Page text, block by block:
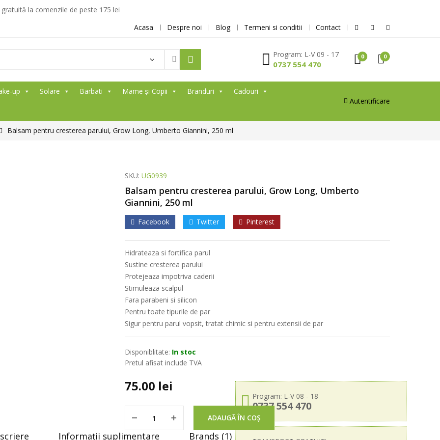
la comenzile de peste 175 lei
Acasa
Despre noi Blog Termeni si conditii Contact
Products
Program: L-V 09 - 17
0737 554 470
0 0
up Solare Barbati Mame și Copii Branduri
Cadouri
Autentificare
Balsam pentru cresterea parului, Grow Long, Umberto Giannini, 250 ml
SKU: UG0939
Balsam pentru cresterea parului, Grow Long, Umberto
Giannini, 250 ml
Facebook Twitter Pinterest
Hidrateaza si fortifica parul
Sustine cresterea parului
Protejeaza impotriva caderii
Stimuleaza scalpul
Fara parabeni si silicon
Pentru toate tipurile de par
Sigur pentru parul vopsit, tratat chimic si pentru extensii de par
Disponiblitate: In stoc
Pretul afisat include TVA
Program: L-V 08 - 18
0737 554 470
75.00 lei
ADAUGĂ ÎN COȘ
Informații suplimentare Brands (1)